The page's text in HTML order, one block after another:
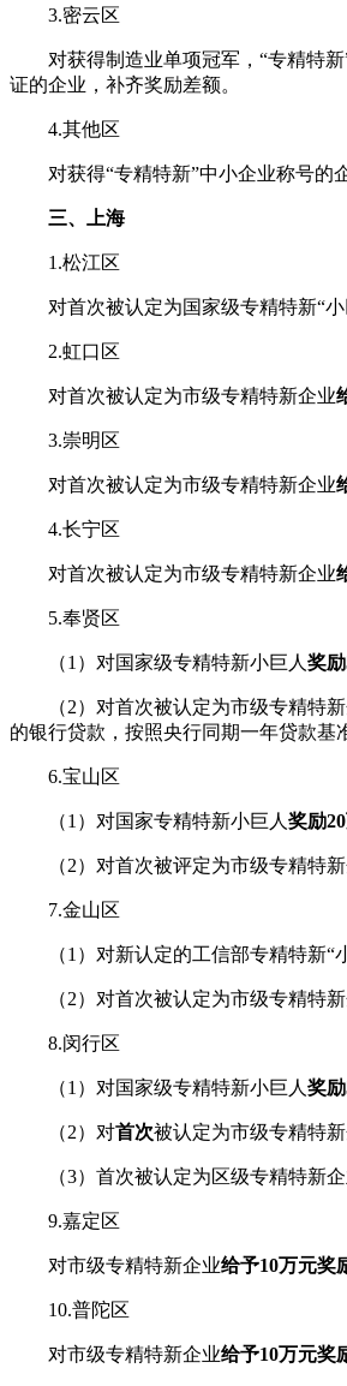
3.密云区
对获得制造业单项冠军，“专精特新”
证的企业，补齐奖励差额。
4.其他区
对获得“专精特新”中小企业称号的企
三、上海
1.松江区
对首次被认定为国家级专精特新“小
2.虹口区
对首次被认定为市级专精特新企业
3.崇明区
对首次被认定为市级专精特新企业
4.长宁区
对首次被认定为市级专精特新企业
5.奉贤区
（1）对国家级专精特新小巨人 奖
（2）对首次被认定为市级专精特新
的银行贷款，按照央行同期一年贷款基
6.宝山区
（1）对国家专精特新小巨人 奖励
（2）对首次被评定为市级专精特新
7.金山区
（1）对新认定的工信部专精特新“小
（2）对首次被认定为市级专精特新
8.闵行区
（1）对国家级专精特新小巨人 奖
（2）对首次被认定为市级专精特
（3）首次被认定为区级专精特新企
9.嘉定区
对市级专精特新企业给予10万元奖
10.普陀区
对市级专精特新企业给予10万元奖